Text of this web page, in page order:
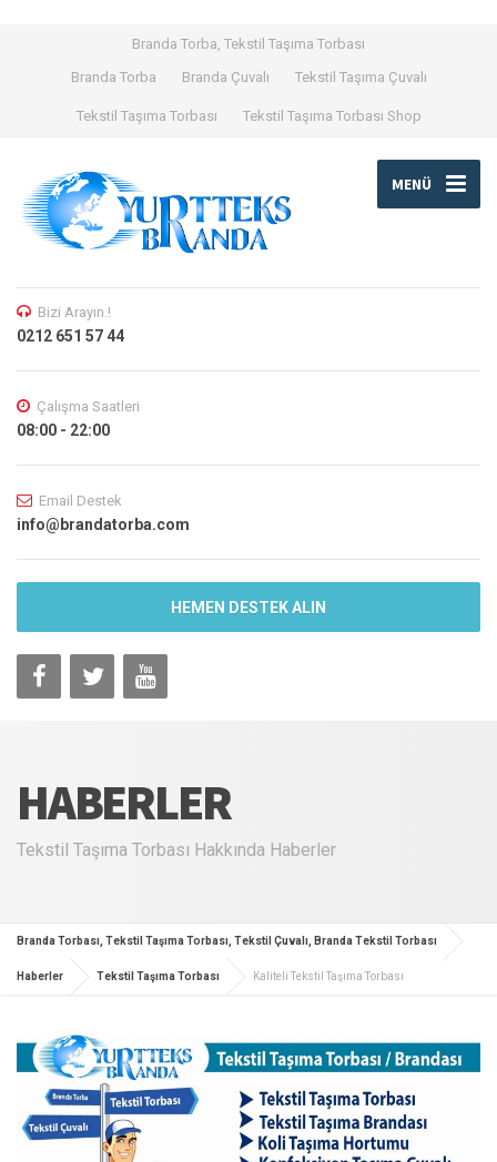
Branda Torba, Tekstil Taşıma Torbası
Branda Torba
Branda Çuvalı Tekstil Taşıma Çuvalı
Tekstil Taşıma Torbası Tekstil Taşıma Torbası Shop
MENÜ
Bizi Arayın.!
0212 651 57 44
Çalışma Saatleri
08:00 - 22:00
Email Destek
info@brandatorba.com
HEMEN DESTEK ALIN
HABERLER
Tekstil Taşıma Torbası Hakkında Haberler
Branda Torbası, Tekstil Taşıma Torbası, Tekstil Çuvalı, Branda Tekstil Torbası
Haberler Tekstil Taşıma Torbası Kaliteli Tekstil Taşıma Torbası